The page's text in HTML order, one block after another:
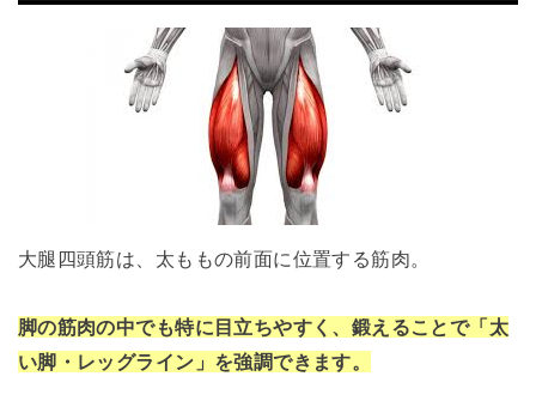
大腿四頭筋は、太ももの前面に位置する筋肉。
脚の筋肉の中でも特に目立ちやすく、鍛えることで「太
い脚・レッグライン」を強調できます。